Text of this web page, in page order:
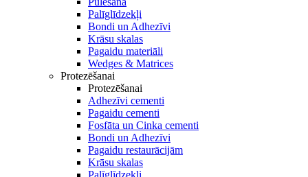
Palīglīdzekļi
Bondi un Adhezīvi
Krāsu skalas
Pagaidu materiāli
Wedges & Matrices
Protezēšanai
Protezēšanai
Adhezīvi cementi
Pagaidu cementi
Fosfāta un Cinka cementi
Bondi un Adhezīvi
Pagaidu restaurācijām
Krāsu skalas
Palīglīdzekļi